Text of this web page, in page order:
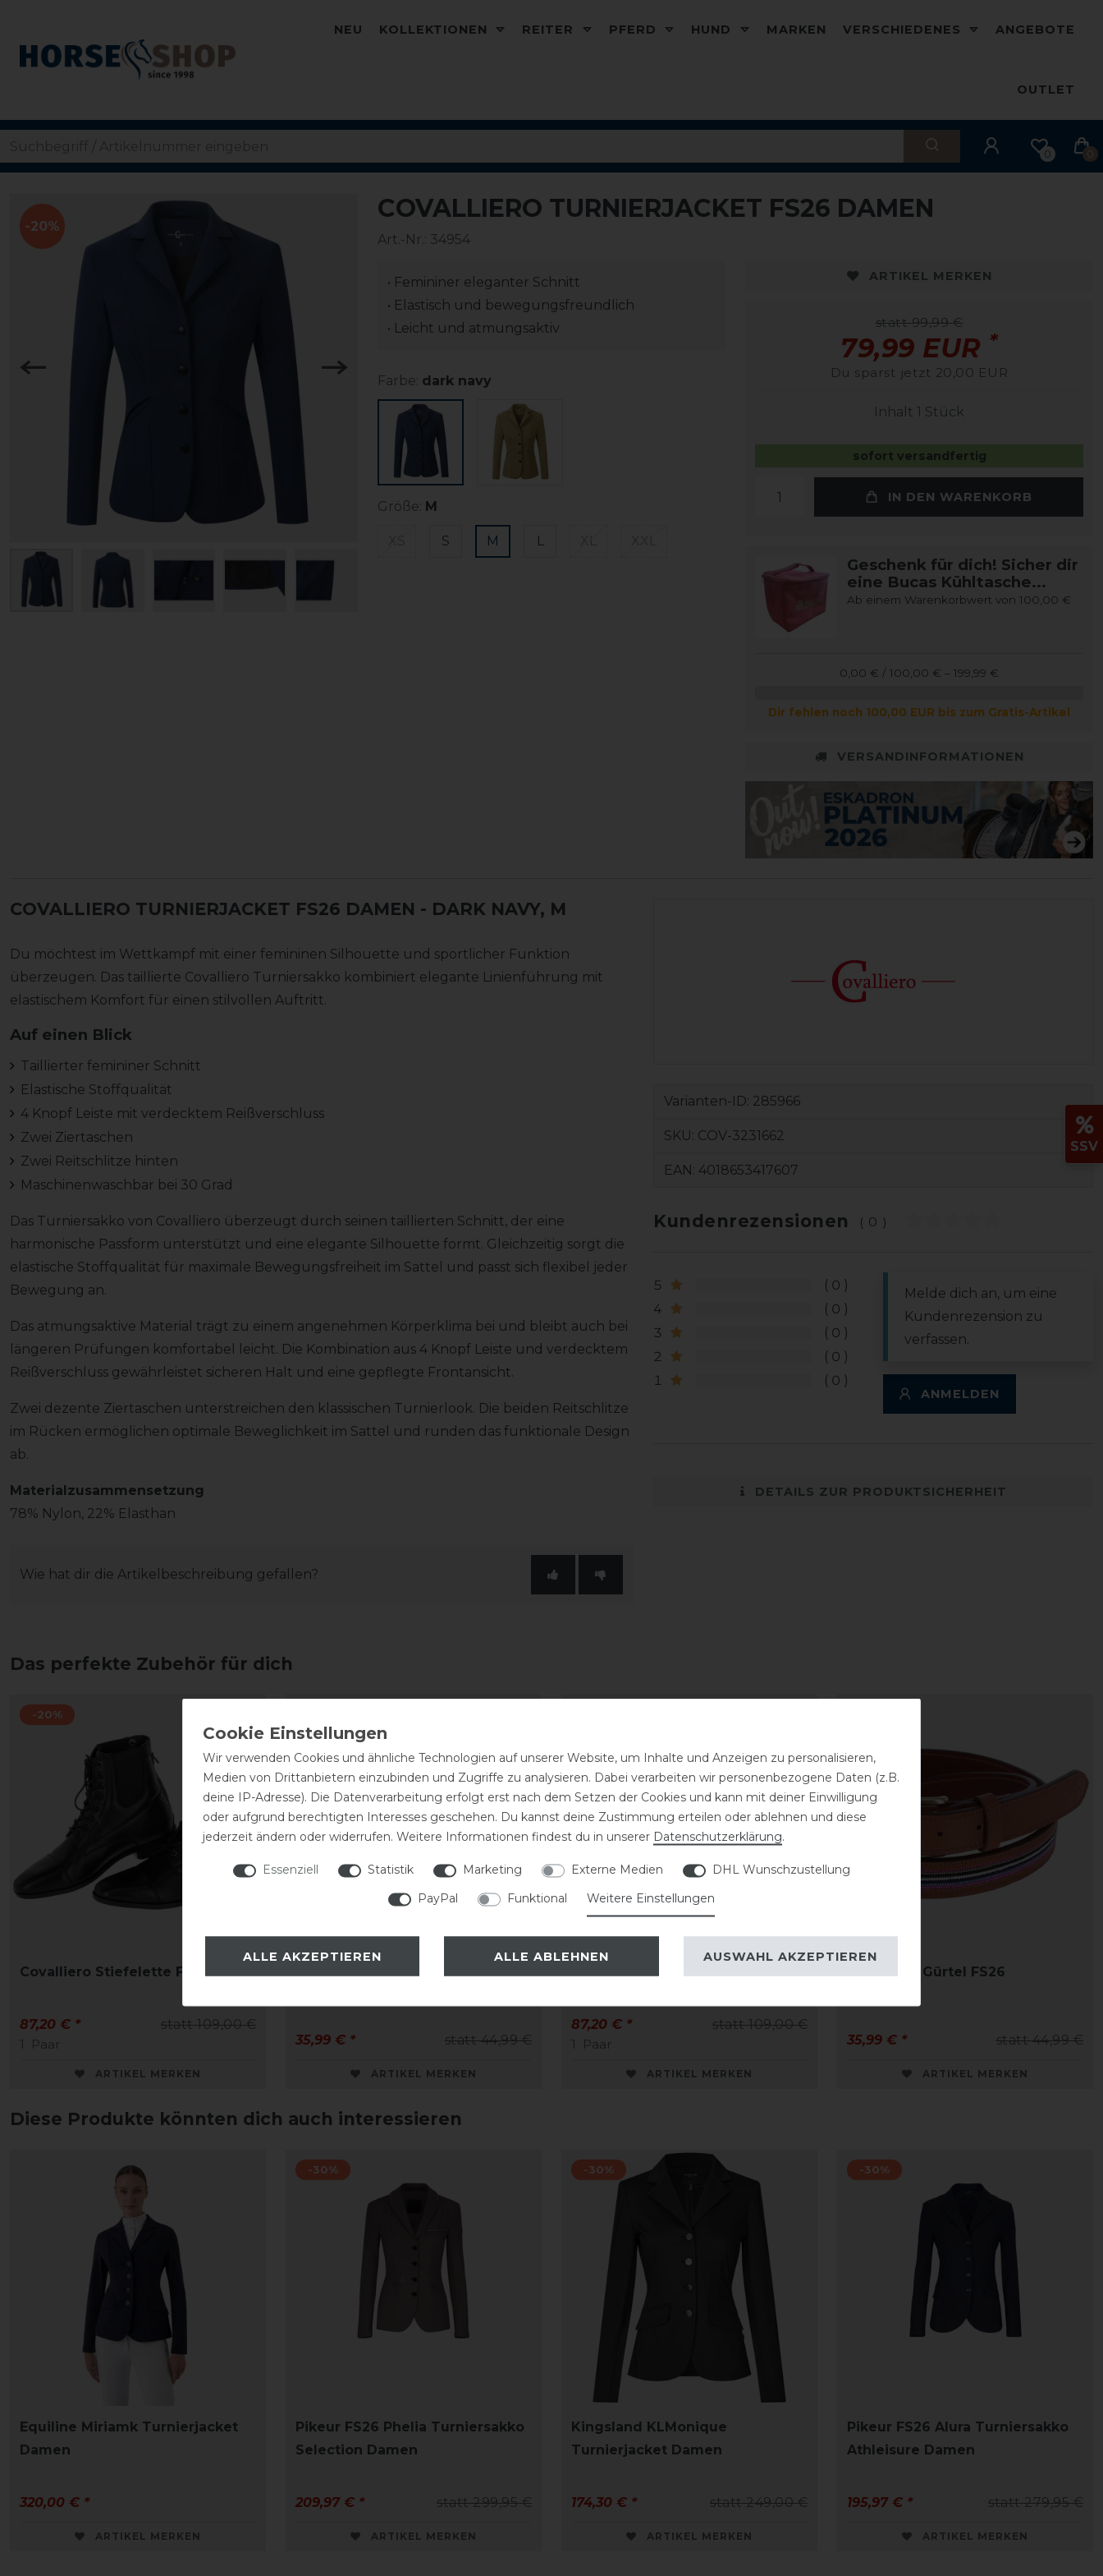
NEU KOLLEKTIONEN REITER PFERD HUND MARKEN VERSCHIEDENES ANGEBOTE
OUTLET
0 0
-20%
COVALLIERO TURNIERJACKET FS26 DAMEN
Art.-Nr.: 34954
• Femininer eleganter Schnitt
• Elastisch und bewegungsfreundlich
• Leicht und atmungsaktiv
Farbe: dark navy
Größe: M
S M L
ARTIKEL MERKEN
statt 99,99 €
79,99 EUR *
Du sparst jetzt 20,00 EUR
Inhalt 1 Stück
sofort versandfertig
IN DEN WARENKORB
Geschenk für dich! Sicher dir
eine Bucas Kühltasche...
Ab einem Warenkorbwert von 100,00 €
0,00 € / 100,00 € – 199,99 €
Dir fehlen noch 100,00 EUR bis zum Gratis-Artikel
VERSANDINFORMATIONEN
COVALLIERO TURNIERJACKET FS26 DAMEN - DARK NAVY, M
Du möchtest im Wettkampf mit einer femininen Silhouette und sportlicher Funktion
überzeugen. Das taillierte Covalliero Turniersakko kombiniert elegante Linienführung mit
elastischem Komfort für einen stilvollen Auftritt.
Auf einen Blick
Taillierter femininer Schnitt
Elastische Stoffqualität
4 Knopf Leiste mit verdecktem Reißverschluss
Zwei Ziertaschen
Zwei Reitschlitze hinten
Maschinenwaschbar bei 30 Grad
Das Turniersakko von Covalliero überzeugt durch seinen taillierten Schnitt, der eine
harmonische Passform unterstützt und eine elegante Silhouette formt. Gleichzeitig sorgt die
elastische Stoffqualität für maximale Bewegungsfreiheit im Sattel und passt sich flexibel jeder
Bewegung an.
Das atmungsaktive Material trägt zu einem angenehmen Körperklima bei und bleibt auch bei
längeren Prüfungen komfortabel leicht. Die Kombination aus 4 Knopf Leiste und verdecktem
Reißverschluss gewährleistet sicheren Halt und eine gepflegte Frontansicht.
Zwei dezente Ziertaschen unterstreichen den klassischen Turnierlook. Die beiden Reitschlitze
im Rücken ermöglichen optimale Beweglichkeit im Sattel und runden das funktionale Design
ab.
Materialzusammensetzung
78% Nylon, 22% Elasthan
Wie hat dir die Artikelbeschreibung gefallen?
Varianten-ID: 285966
SKU: COV-3231662
EAN: 4018653417607
Kundenrezensionen (0)
5
0
4
0
3
0
2
0
1
0
Melde dich an, um eine
Kundenrezension zu
verfassen.
ANMELDEN
DETAILS ZUR PRODUKTSICHERHEIT
Das perfekte Zubehör für dich
-20%
Covalliero Stiefelette FS26
statt 109,00 €
87,20 € *
1
Paar
ARTIKEL MERKEN
Covalliero Gürtel FS26
statt 44,99 €
35,99 € *
ARTIKEL MERKEN
Covalliero Stiefelette FS26
statt 109,00 €
87,20 € *
1
Paar
ARTIKEL MERKEN
Covalliero Gürtel FS26
statt 44,99 €
35,99 € *
ARTIKEL MERKEN
Diese Produkte könnten dich auch interessieren
Equiline Miriamk Turnierjacket
Damen
320,00 € *
ARTIKEL MERKEN
-30%
Pikeur FS26 Phelia Turniersakko
Selection Damen
statt 299,95 €
209,97 € *
ARTIKEL MERKEN
-30%
Kingsland KLMonique
Turnierjacket Damen
statt 249,00 €
174,30 € *
ARTIKEL MERKEN
-30%
Pikeur FS26 Alura Turniersakko
Athleisure Damen
statt 279,95 €
195,97 € *
ARTIKEL MERKEN
SSV
Wir verwenden Cookies und ähnliche Technologien auf unserer Website, um Inhalte und Anzeigen zu personalisieren,
Medien von Drittanbietern einzubinden und Zugriffe zu analysieren. Dabei verarbeiten wir personenbezogene Daten (z.B.
deine IP-Adresse). Die Datenverarbeitung erfolgt erst nach dem Setzen der Cookies und kann mit deiner Einwilligung
oder aufgrund berechtigten Interesses geschehen. Du kannst deine Zustimmung erteilen oder ablehnen und diese
jederzeit ändern oder widerrufen. Weitere Informationen findest du in unserer Daten­schutz­erklärung.
Essenziell Statistik Marketing Externe Medien
DHL Wunschzustellung
PayPal
Funktional Weitere Einstellungen
ALLE AKZEPTIEREN ALLE ABLEHNEN AUSWAHL AKZEPTIEREN